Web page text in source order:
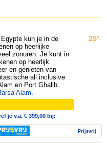
kun je in de
op heerlijke
zonuren. Je kunt in
op heerlijk
en genieten van
all inclusive
en Port Ghalib.
Alam.
25°
je v.a. € 399,00 bij:
Prijsvrij